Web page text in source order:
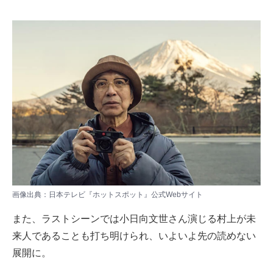
画像出典：日本テレビ『ホットスポット』 公式Webサイト
また、ラストシーンでは小日向文世さん演じる村上が未
来人であることも打ち明けられ、いよいよ先の読めない
展開に。